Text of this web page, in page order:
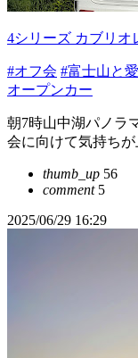
4シリーズ カブリオ
#オフ会 #富士山と
オープンカー
朝7時山中湖パノラ
会に向けて気持ち
thumb_up 56
comment5
2025/06/29 16:29